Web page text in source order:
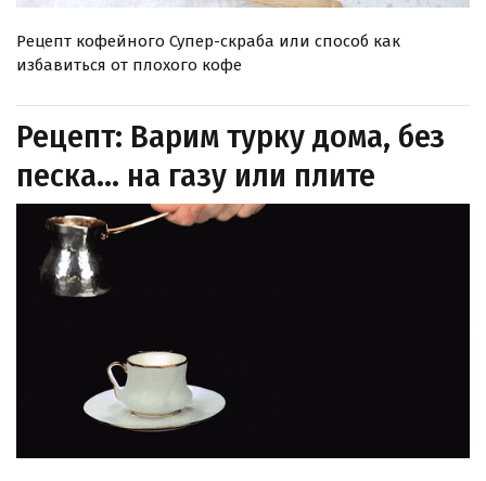
Рецепт кофейного Супер-скраба или способ как
избавиться от плохого кофе
Рецепт: Варим турку дома, без
песка… на газу или плите